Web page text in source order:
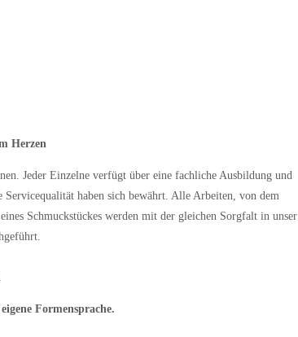
Herzen
Jeder Einzelne verfügt über eine fachliche Ausbildung und
haben sich bewährt. Alle Arbeiten, von dem
Schmuckstückes werden mit der gleichen Sorgfalt in unser
Formensprache.